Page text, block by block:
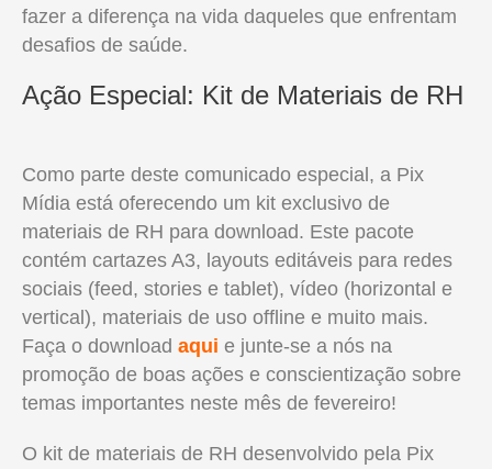
fazer a diferença na vida daqueles que enfrentam
desafios de saúde.
Ação Especial: Kit de Materiais de RH
Como parte deste comunicado especial, a Pix
Mídia está oferecendo um kit exclusivo de
materiais de RH para download. Este pacote
contém cartazes A3, layouts editáveis para redes
sociais (feed, stories e tablet), vídeo (horizontal e
vertical), materiais de uso offline e muito mais.
Faça o download aqui e junte-se a nós na
promoção de boas ações e conscientização sobre
temas importantes neste mês de fevereiro!
O kit de materiais de RH desenvolvido pela Pix